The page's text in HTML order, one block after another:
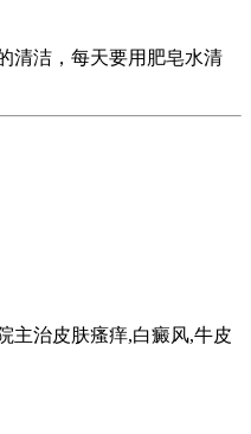
清洁，每天要用肥皂水清
主治皮肤瘙痒,白癜风,牛皮